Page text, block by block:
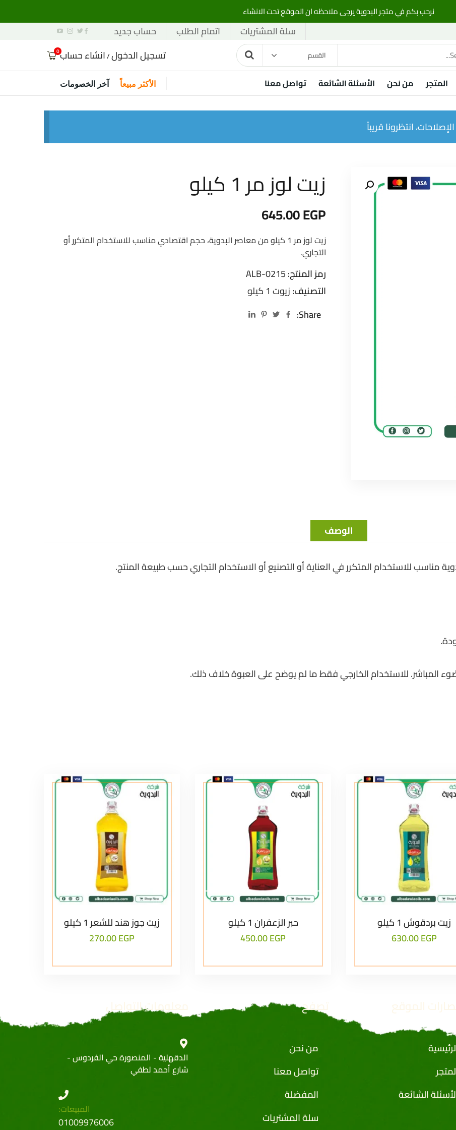
نرحب بكم في متجر البدوية يرجى ملاحظه ان الموقع تحت الانشاء
سلة المشتريات اتمام الطلب حساب جديد
القسم تسجيل الدخول/انشاء حساب0
المتجر من نحن الأسئلة الشائعة تواصل معنا الأكثر مبيعاً آخر الخصومات
انتظرونا قريباً
زيت لوز مر 1 كيلو
645.00EGP
زيت لوز مر 1 كيلو من معاصر البدوية، حجم اقتصادي مناسب للاستخدام المتكرر أو
التجاري.
رمز المنتج:ALB-0215
التصنيف:زيوت 1 كيلو
Share:
الوصف
مناسب للاستخدام المتكرر في العناية أو التصنيع أو الاستخدام التجاري حسب طبيعة المنتج.
المباشر. للاستخدام الخارجي فقط ما لم يوضح على العبوة خلاف ذلك.
زيت بردقوش 1 كيلو
630.00EGP
حبر الزعفران 1 كيلو
450.00EGP
زيت جوز هند للشعر 1 كيلو
270.00EGP
الشائعة
تصفح
من نحن
تواصل معنا
المفضلة
سلة المشتريات
معلومات التواصل
الدقهلية - المنصورة حي الفردوس -
شارع أحمد لطفي
المبيعات:
01009976006